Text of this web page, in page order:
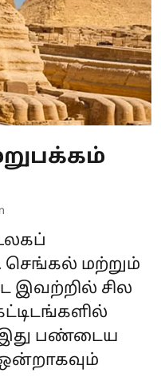
செங்கல் மற்றும்
இவற்றில் சில
இது பண்டைய